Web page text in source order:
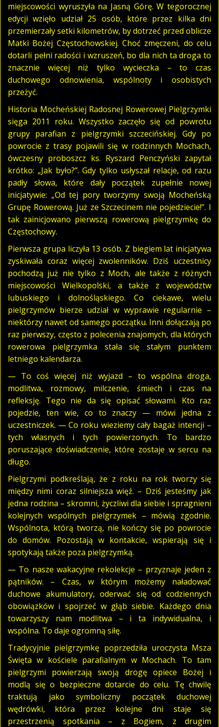
miejscowości wyruszyła na Jasną Górę. W tegorocznej
edycji wzięło udział 25 osób, które przez kilka dni
przemierzały setki kilometrów, by dotrzeć przed oblicze
Matki Bożej Częstochowskiej. Choć zmęczeni, do celu
dotarli pełni radości i wzruszeń, bo dla nich ta droga to
znacznie więcej niż tylko wycieczka – to czas
duchowego odnowienia, wspólnoty i osobistych
przeżyć.
Historia Mocheńskiej Radosnej Rowerowej Pielgrzymki
sięga 2011 roku. Wszystko zaczęło się od powrotu
grupy parafian z pielgrzymki szczecińskiej. Gdy po
powrocie z trasy pojawili się w rodzinnych Mochach,
ówczesny proboszcz ks. Ryszard Penczyński zapytał
krótko: „Jak było?”. Gdy tylko usłyszał relacje, od razu
padły słowa, które dały początek zupełnie nowej
inicjatywie: „Od tej pory tworzymy swoją Mocheńską
Grupę Rowerową. Już ze Szczecinem nie pojedziecie!”. I
tak zainicjowano pierwszą rowerową pielgrzymkę do
Częstochowy.
Pierwsza grupa liczyła 13 osób. Z biegiem lat inicjatywa
zyskiwała coraz więcej zwolenników. Dziś uczestnicy
pochodzą już nie tylko z Moch, ale także z różnych
miejscowości Wielkopolski, a także z województw
lubuskiego i dolnośląskiego. Co ciekawe, wielu
pielgrzymów bierze udział w wyprawie regularnie –
niektórzy nawet od samego początku. Inni dołączają po
raz pierwszy, często z polecenia znajomych, dla których
rowerowa pielgrzymka stała się stałym punktem
letniego kalendarza.
— To coś więcej niż wyjazd – to wspólna droga,
modlitwa, rozmowy, milczenie, śmiech i czas na
refleksję. Tego nie da się opisać słowami. Kto raz
pojedzie, ten wie, co to znaczy — mówi jedna z
uczestniczek. — Co roku wieziemy cały bagaż intencji –
tych własnych i tych powierzonych. To bardzo
poruszające doświadczenie, które zostaje w sercu na
długo.
Pielgrzymi podkreślają, że z roku na rok tworzy się
między nimi coraz silniejsza więź. – Dziś jesteśmy jak
jedna rodzina – skromni, życzliwi dla siebie i spragnieni
kolejnych wspólnych pielgrzymek – mówią zgodnie.
Wspólnota, którą tworzą, nie kończy się po powrocie
do domów. Pozostają w kontakcie, wspierają się i
spotykają także poza pielgrzymką.
— To nasze wakacyjne rekolekcje – przyznaje jeden z
pątników. – Czas, w którym możemy naładować
duchowe akumulatory, oderwać się od codziennych
obowiązków i spojrzeć w głąb siebie. Każdego dnia
towarzyszy nam modlitwa – i ta indywidualna, i
wspólna. To daje ogromną siłę.
Tradycyjnie pielgrzymkę poprzedziła uroczysta Msza
Święta w kościele parafialnym w Mochach. To tam
pielgrzymi powierzają swoją drogę opiece Bożej i
modlą się o bezpieczne dotarcie do celu. Tę chwilę
traktują jako symboliczny początek duchowej
wędrówki, która przez kolejne dni staje się
przestrzenią spotkania – z Bogiem, z drugim